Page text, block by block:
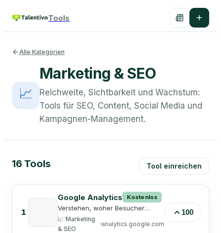
Tools
Alle Kategorien
📈
Marketing & SEO
Reichweite, Sichtbarkeit und Wachstum:
Tools für SEO, Content, Social Media und
Kampagnen-Management.
16 Tools Tool einreichen
1
Google Analytics Kostenlos
Verstehen, woher Besucher
kommen und was sie tun.
📈 Marketing
& SEO
analytics.google.com
100